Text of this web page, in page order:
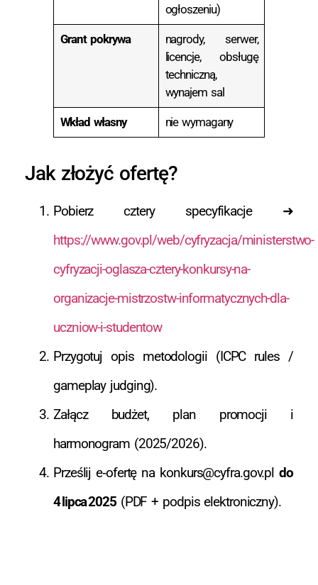
ogłoszeniu)
Grant pokrywa
nagrody, serwer,
licencje, obsługę
techniczną,
wynajem sal
Wkład własny nie wymagany
Jak złożyć ofertę?
Pobierz cztery specyfikacje ➜
https://www.gov.pl/web/cyfryzacja/ministerstwo-
cyfryzacji-oglasza-cztery-konkursy-na-
organizacje-mistrzostw-informatycznych-dla-
uczniow-i-studentow
Przygotuj opis metodologii (ICPC rules /
gameplay judging).
Załącz budżet, plan promocji i
harmonogram (2025/2026).
Prześlij e‑ofertę na konkurs@cyfra.gov.pl do
4 lipca 2025(PDF + podpis elektroniczny).